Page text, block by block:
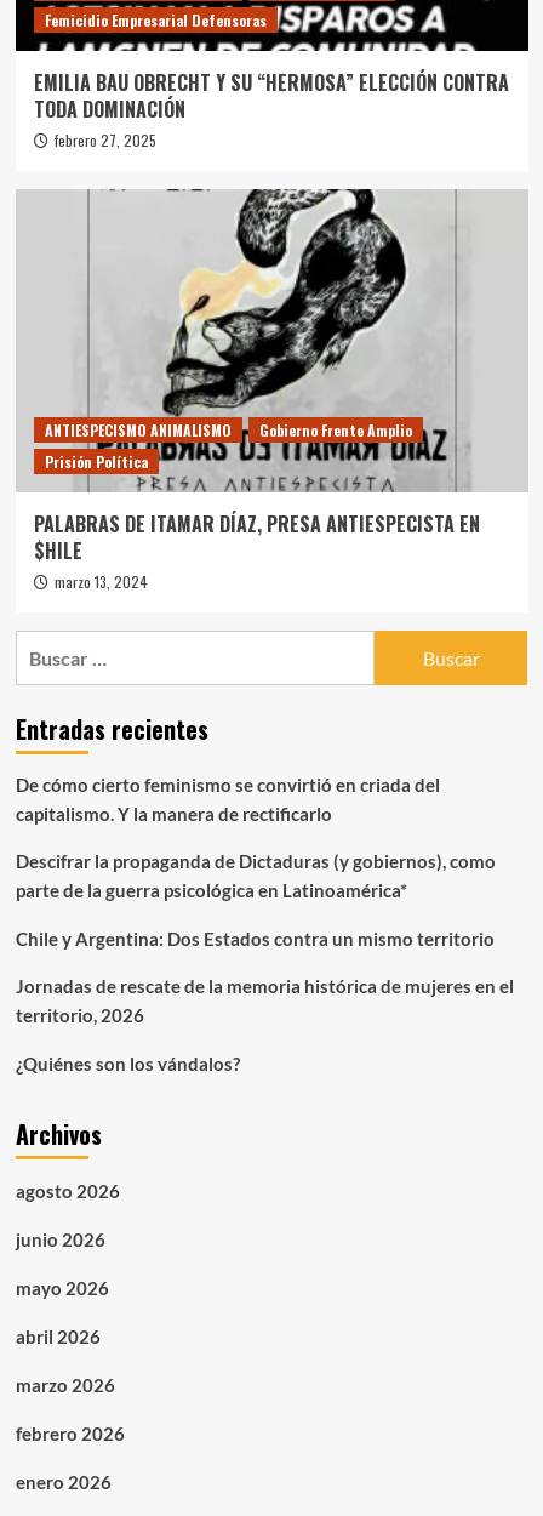
Femicidio Empresarial Defensoras
EMILIA BAU OBRECHT Y SU “HERMOSA” ELECCIÓN CONTRA
TODA DOMINACIÓN
febrero 27, 2025
ANTIESPECISMO ANIMALISMO
Gobierno Frente Amplio
Prisión Política
PALABRAS DE ITAMAR DÍAZ, PRESA ANTIESPECISTA EN
$HILE
marzo 13, 2024
Entradas recientes
De cómo cierto feminismo se convirtió en criada del
capitalismo. Y la manera de rectificarlo
Descifrar la propaganda de Dictaduras (y gobiernos), como
parte de la guerra psicológica en Latinoamérica*
Chile y Argentina: Dos Estados contra un mismo territorio
Jornadas de rescate de la memoria histórica de mujeres en el
territorio, 2026
¿Quiénes son los vándalos?
Archivos
agosto 2026
junio 2026
mayo 2026
abril 2026
marzo 2026
febrero 2026
enero 2026